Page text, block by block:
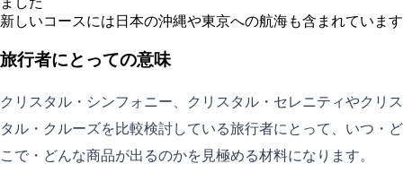
新しいコースには日本の沖縄や東京への航海も含まれています
旅行者にとっての意味
クリスタル・シンフォニー、クリスタル・セレニティやクリス
タル・クルーズを比較検討している旅行者にとって、いつ・ど
こで・どんな商品が出るのかを見極める材料になります。